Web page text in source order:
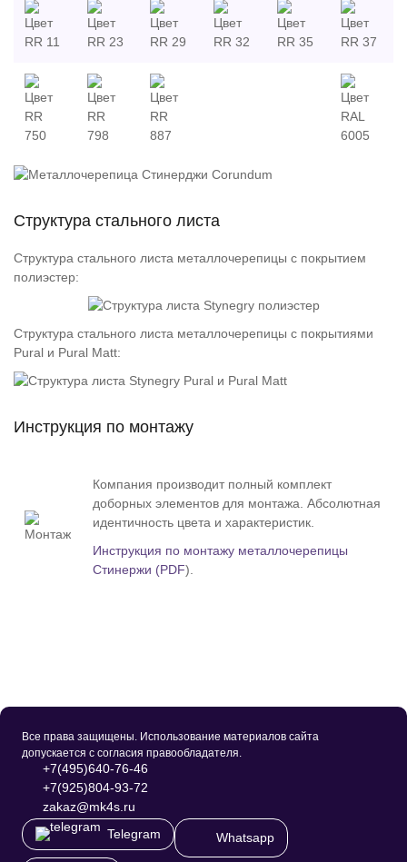
Структура стального листа
Структура стального листа металлочерепицы с покрытием
полиэстер:
Структура стального листа металлочерепицы c покрытиями
Pural и Pural Matt:
Инструкция по монтажу
Компания производит полный комплект
доборных элементов для монтажа. Абсолютная
идентичность цвета и характеристик.
Инструкция по монтажу металлочерепицы
Стинержи (PDF).
Все права защищены. Использование материалов сайта
допускается с согласия правообладателя.
+7(495)640-76-46
+7(925)804-93-72
zakaz@mk4s.ru
Telegram
Whatsapp